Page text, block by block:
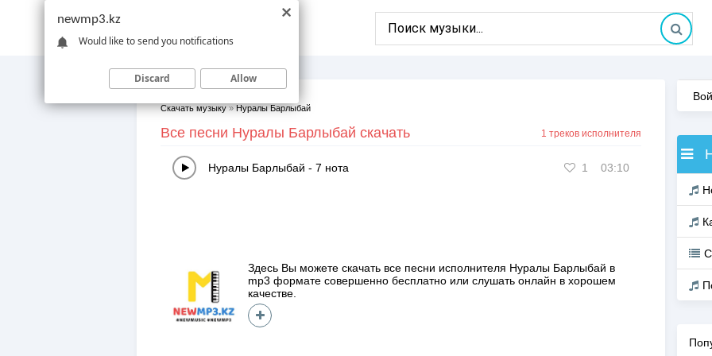
Скачать музыку »Нуралы Барлыбай
Все песни Нуралы Барлыбай скачать 1 треков исполнителя
Нуралы Барлыбай - 7 нота 1 03:10
Здесь Вы можете скачать все песни исполнителя Нуралы Барлыбай в
mp3 формате совершенно бесплатно или слушать онлайн в хорошем
качестве.
newmp3.kz
Would like to send you notifications
Discard Allow